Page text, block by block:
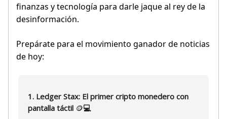
finanzas y tecnología para darle jaque al rey de la
desinformación.
Prepárate para el movimiento ganador de noticias
de hoy:
1. Ledger Stax: El primer cripto monedero con
pantalla táctil 🪙💻